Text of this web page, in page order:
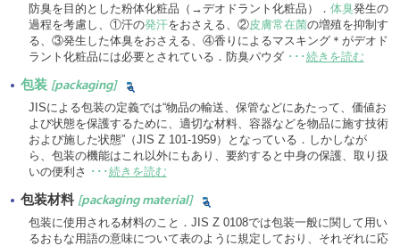
防臭を目的とした粉体化粧品（→デオドラント化粧品）． 体臭発生の
過程を考慮し、①汗の発汗をおさえる、②皮膚常在菌の増殖を抑制す
る、③発生した体臭をおさえる、④香りによるマスキング＊がデオド
ラント化粧品には必要とされている．防臭パウダ ･･･ 続きを読む
包装 [packaging]
JISによる包装の定義では“物品の輸送、保管などにあたって、価値お
よび状態を保護するために、適切な材料、容器などを物品に施す技術
および施した状態”（JIS Z 101-1959）となっている．しかしなが
ら、包装の機能はこれ以外にもあり、要約すると中身の保護、取り扱
いの便利さ ･･･ 続きを読む
包装材料 [packaging material]
包装に使用される材料のこと．JIS Z 0108では包装一般に関して用い
るおもな用語の意味について表のように規定しており、それぞれに応